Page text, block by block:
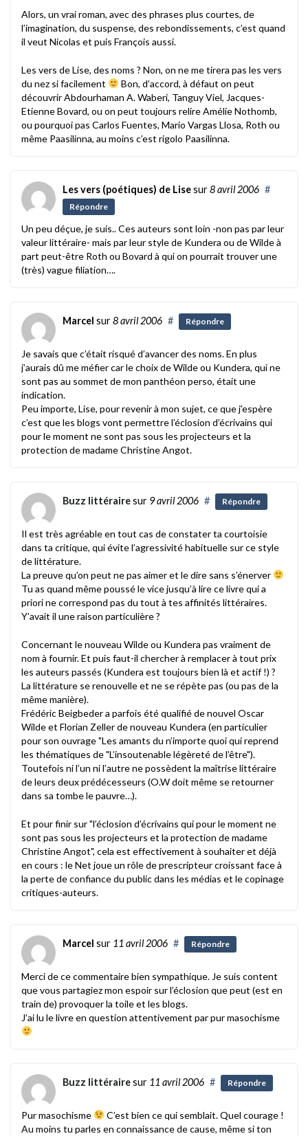
Alors, un vrai roman, avec des phrases plus courtes, de
l’imagination, du suspense, des rebondissements, c’est quand
il veut Nicolas et puis François aussi.
Les vers de Lise, des noms ? Non, on ne me tirera pas les vers
du nez si facilement
Bon, d’accord, à défaut on peut
découvrir Abdourhaman A. Waberi, Tanguy Viel, Jacques-
Etienne Bovard, ou on peut toujours relire Amélie Nothomb,
ou pourquoi pas Carlos Fuentes, Mario Vargas Llosa, Roth ou
même Paasilinna, au moins c’est rigolo Paasilinna.
Les vers (poétiques) de Lisesur8 avril 2006 #
Répondre
Un peu déçue, je suis.. Ces auteurs sont loin -non pas par leur
valeur littéraire- mais par leur style de Kundera ou de Wilde à
part peut-être Roth ou Bovard à qui on pourrait trouver une
(très) vague filiation….
Marcel sur8 avril 2006 # Répondre
Je savais que c’était risqué d’avancer des noms. En plus
j’aurais dû me méfier car le choix de Wilde ou Kundera, qui ne
sont pas au sommet de mon panthéon perso, était une
indication.
Peu importe, Lise, pour revenir à mon sujet, ce que j’espère
c’est que les blogs vont permettre l’éclosion d’écrivains qui
pour le moment ne sont pas sous les projecteurs et la
protection de madame Christine Angot.
Buzz littérairesur 9 avril 2006 # Répondre
Il est très agréable en tout cas de constater ta courtoisie
dans ta critique, qui évite l’agressivité habituelle sur ce style
de littérature.
La preuve qu’on peut ne pas aimer et le dire sans s’énerver
Tu as quand même poussé le vice jusqu’à lire ce livre qui a
priori ne correspond pas du tout à tes affinités littéraires.
Y’avait il une raison particulière ?
Concernant le nouveau Wilde ou Kundera pas vraiment de
nom à fournir. Et puis faut-il chercher à remplacer à tout prix
les auteurs passés (Kundera est toujours bien là et actif !) ?
La littérature se renouvelle et ne se répète pas (ou pas de la
même manière).
Frédéric Beigbeder a parfois été qualifié de nouvel Oscar
Wilde et Florian Zeller de nouveau Kundera (en particulier
pour son ouvrage "Les amants du n’importe quoi qui reprend
les thématiques de "L’insoutenable légèreté de l’être").
Toutefois ni l’un ni l’autre ne possèdent la maîtrise littéraire
de leurs deux prédécesseurs (O.W doit même se retourner
dans sa tombe le pauvre…).
Et pour finir sur "l’éclosion d’écrivains qui pour le moment ne
sont pas sous les projecteurs et la protection de madame
Christine Angot", cela est effectivement à souhaiter et déjà
en cours : le Net joue un rôle de prescripteur croissant face à
la perte de confiance du public dans les médias et le copinage
critiques-auteurs.
Marcel sur 11 avril 2006 # Répondre
Merci de ce commentaire bien sympathique. Je suis content
que vous partagiez mon espoir sur l’éclosion que peut (est en
train de) provoquer la toile et les blogs.
J’ai lu le livre en question attentivement par pur masochisme
Buzz littérairesur 11 avril 2006 # Répondre
Pur masochisme
C’est bien ce qui semblait. Quel courage !
Au moins tu parles en connaissance de cause, même si ton